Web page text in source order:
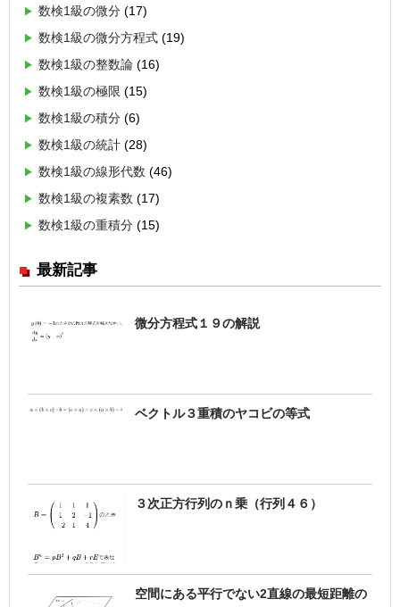
数検1級の微分 (17)
数検1級の微分方程式 (19)
数検1級の整数論 (16)
数検1級の極限 (15)
数検1級の積分 (6)
数検1級の統計 (28)
数検1級の線形代数 (46)
数検1級の複素数 (17)
数検1級の重積分 (15)
最新記事
微分方程式１９の解説
ベクトル３重積のヤコビの等式
３次正方行列のｎ乗（行列４６）
空間にある平行でない2直線の最短距離の